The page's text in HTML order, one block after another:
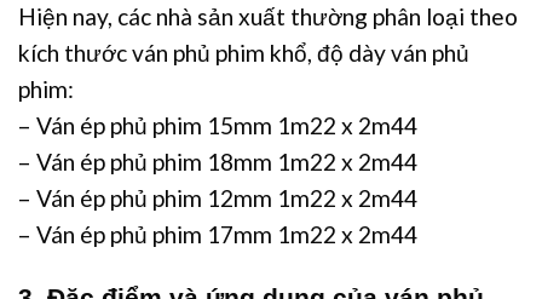
Hiện nay, các nhà sản xuất thường phân loại theo
kích thước ván phủ phim khổ, độ dày ván phủ
phim:
– Ván ép phủ phim 15mm 1m22 x 2m44
– Ván ép phủ phim 18mm 1m22 x 2m44
– Ván ép phủ phim 12mm 1m22 x 2m44
– Ván ép phủ phim 17mm 1m22 x 2m44